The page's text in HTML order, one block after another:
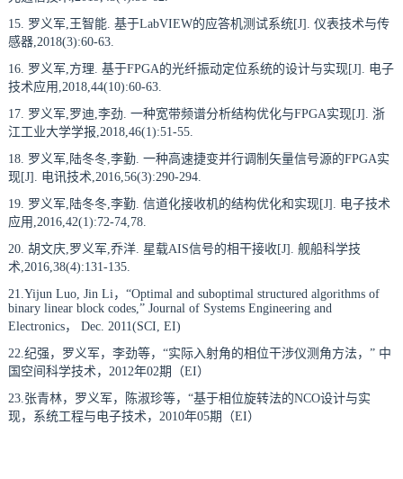
15. 罗义军,王智能. 基于LabVIEW的应答机测试系统[J]. 仪表技术与传
感器,2018(3):60-63.
16. 罗义军,方理. 基于FPGA的光纤振动定位系统的设计与实现[J]. 电子
技术应用,2018,44(10):60-63.
17. 罗义军,罗迪,李劲. 一种宽带频谱分析结构优化与FPGA实现[J]. 浙
江工业大学学报,2018,46(1):51-55.
18. 罗义军,陆冬冬,李勤. 一种高速捷变并行调制矢量信号源的FPGA实
现[J]. 电讯技术,2016,56(3):290-294.
19. 罗义军,陆冬冬,李勤. 信道化接收机的结构优化和实现[J]. 电子技术
应用,2016,42(1):72-74,78.
20. 胡文庆,罗义军,乔洋. 星载AIS信号的相干接收[J]. 舰船科学技
术,2016,38(4):131-135.
21.Yijun Luo, Jin Li，“Optimal and suboptimal structured algorithms of
binary linear block codes,” Journal of Systems Engineering and
Electronics， Dec. 2011(SCI, EI)
22.纪强，罗义军，李劲等，“实际入射角的相位干涉仪测角方法，” 中
国空间科学技术，2012年02期（EI）
23.张青林，罗义军，陈淑珍等，“基于相位旋转法的NCO设计与实
现，系统工程与电子技术，2010年05期（EI）